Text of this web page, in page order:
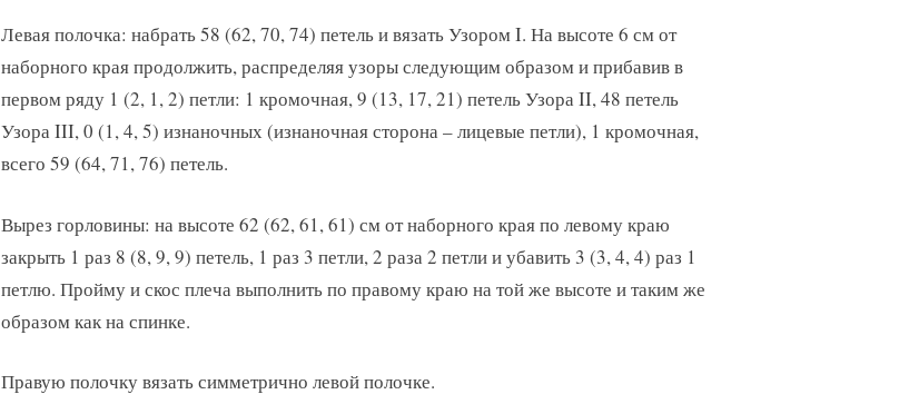
Левая полочка: набрать 58 (62, 70, 74) петель и вязать Узором I. На высоте 6 см от
наборного края продолжить, распределяя узоры следующим образом и прибавив в
первом ряду 1 (2, 1, 2) петли: 1 кромочная, 9 (13, 17, 21) петель Узора II, 48 петель
Узора III, 0 (1, 4, 5) изнаночных (изнаночная сторона – лицевые петли), 1 кромочная,
всего 59 (64, 71, 76) петель.
Вырез горловины: на высоте 62 (62, 61, 61) см от наборного края по левому краю
закрыть 1 раз 8 (8, 9, 9) петель, 1 раз 3 петли, 2 раза 2 петли и убавить 3 (3, 4, 4) раз 1
петлю. Пройму и скос плеча выполнить по правому краю на той же высоте и таким же
образом как на спинке.
Правую полочку вязать симметрично левой полочке.